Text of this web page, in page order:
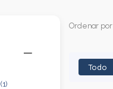
Ordenar por
Todo
(1)